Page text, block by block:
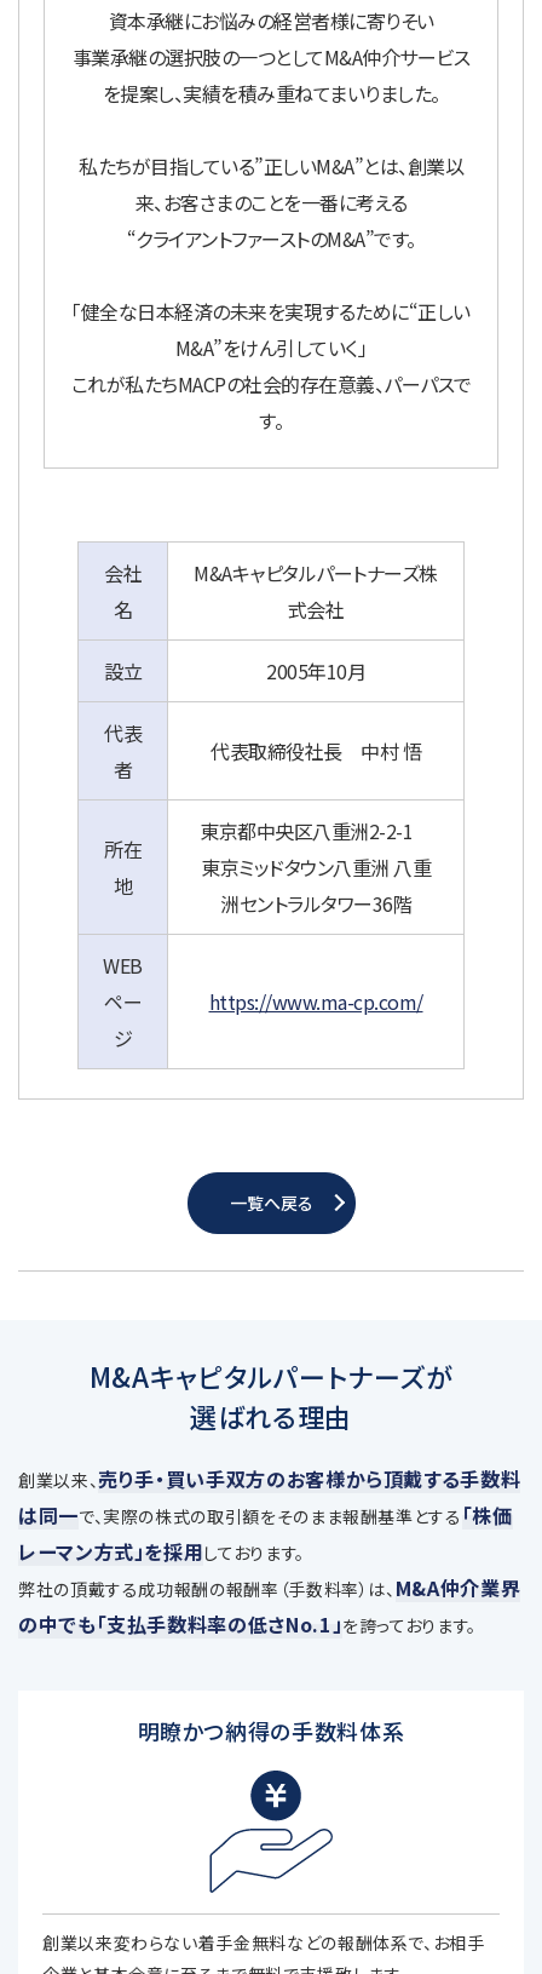
資本承継にお悩みの経営者様に寄りそい
事業承継の選択肢の一つとしてM&A仲介サービス
を提案し、実績を積み重ねてまいりました。
私たちが目指している”正しいM&A”とは、創業以
来、お客さまのことを一番に考える
“クライアントファーストのM&A”です。
「健全な日本経済の未来を実現するために“正しい
M&A”をけん引していく」
これが私たちMACPの社会的存在意義、パーパスで
す。
会社
名
M&Aキャピタルパートナーズ株
式会社
設立 2005年10月
代表
者
代表取締役社長 中村 悟
所在
地
東京都中央区八重洲2-2-1
東京ミッドタウン八重洲 八重
洲セントラルタワー36階
WEB
ペー
ジ
https://www.ma-cp.com/
一覧へ戻る
M&Aキャピタルパートナーズが
選ばれる理由
創業以来、売り手・買い手双方のお客様から頂戴する手数料
は同一で、実際の株式の取引額をそのまま報酬基準とする 「株価
レーマン方式」を採用しております。
弊社の頂戴する成功報酬の報酬率（手数料率）は、 M&A仲介業界
の中でも「支払手数料率の低さNo.1」を誇っております。
明瞭かつ納得の手数料体系
創業以来変わらない着手金無料などの報酬体系で、お相手